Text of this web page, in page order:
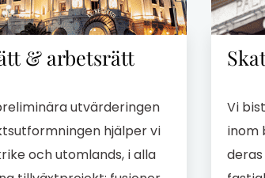
& arbetsrätt
utvärderingen
hjälper vi
och utomlands, i alla
Vi
inom